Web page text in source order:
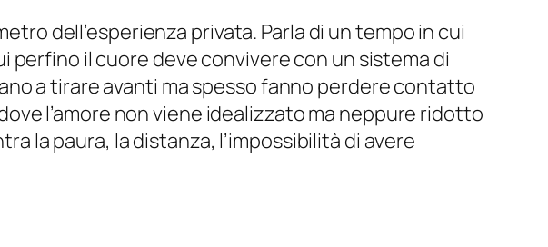
dell’esperienza privata. Parla di un tempo in cui
il cuore deve convivere con un sistema di
a tirare avanti ma spesso fanno perdere contatto
l’amore non viene idealizzato ma neppure ridotto
la paura, la distanza, l’impossibilità di avere